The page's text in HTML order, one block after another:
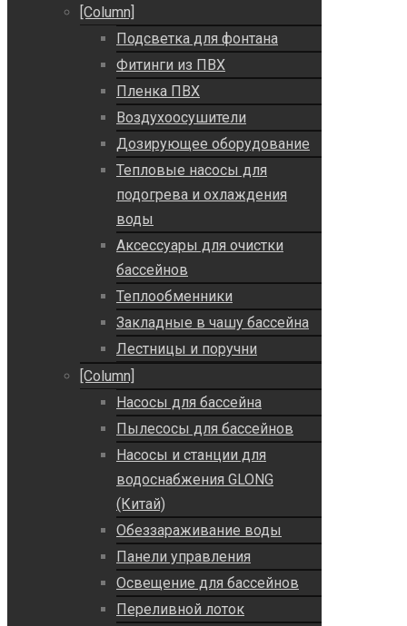
[Column]
Подсветка для фонтана
Фитинги из ПВХ
Пленка ПВХ
Воздухоосушители
Дозирующее оборудование
Тепловые насосы для
подогрева и охлаждения
воды
Аксессуары для очистки
бассейнов
Теплообменники
Закладные в чашу бассейна
Лестницы и поручни
[Column]
Насосы для бассейна
Пылесосы для бассейнов
Насосы и станции для
водоснабжения GLONG
(Китай)
Обеззараживание воды
Панели управления
Освещение для бассейнов
Переливной лоток